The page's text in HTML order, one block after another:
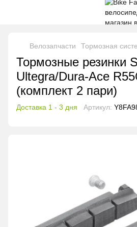
Велозапчасти Тормозная
Тормозные резинки
Ultegra/Dura-Ace
(комплект 2 пари)
Доставка 1 - 3 дня Артикул: